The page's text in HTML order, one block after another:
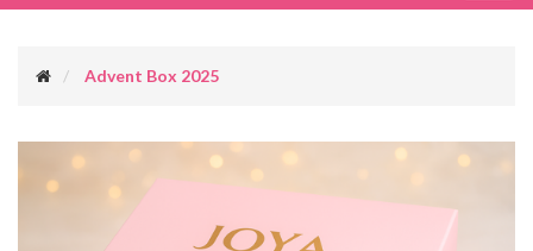
Advent Box 2025